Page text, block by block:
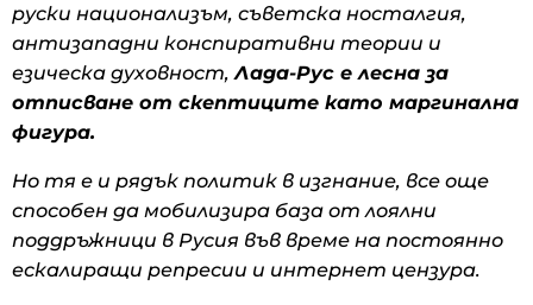
руски национализъм, съветска носталгия,
антизападни конспиративни теории и
езическа духовност,Лада-Рус е лесна за
отписване от скептиците като маргинална
фигура.
Но тя е и рядък политик в изгнание, все още
способен да мобилизира база от лоялни
поддръжници в Русия във време на постоянно
ескалиращи репресии и интернет цензура.